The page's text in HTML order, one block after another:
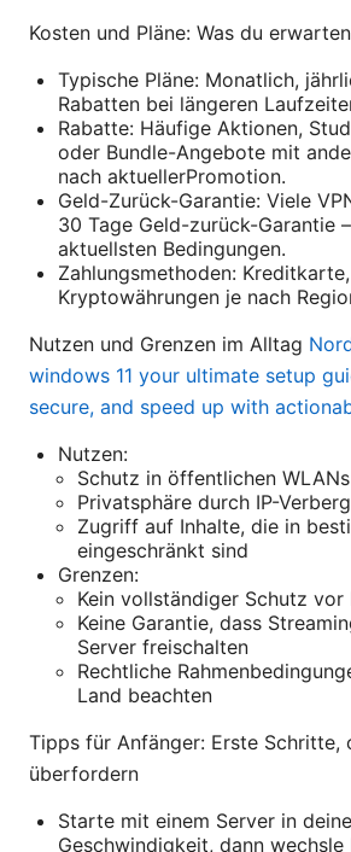
Kosten und Pläne: Was du
Typische Pläne: Monatlich,
Rabatten bei längeren
Rabatte: Häufige Aktionen,
oder Bundle-Angebote mit
nach aktuellerPromotion.
Geld-Zurück-Garantie: Viele
30 Tage Geld-zurück-Garantie
aktuellsten Bedingungen.
Zahlungsmethoden:
Kryptowährungen je nach
Nutzen und Grenzen im Alltag
windows 11 your ultimate setup
secure, and speed up with
Nutzen:
Schutz in öffentlichen WLANs
Privatsphäre durch IP-
Zugriff auf Inhalte, die in
eingeschränkt sind
Grenzen:
Kein vollständiger Schutz vor
Keine Garantie, dass
Server freischalten
Rechtliche
Land beachten
Tipps für Anfänger: Erste Schritte,
überfordern
Starte mit einem Server in
Geschwindigkeit, dann wechsle